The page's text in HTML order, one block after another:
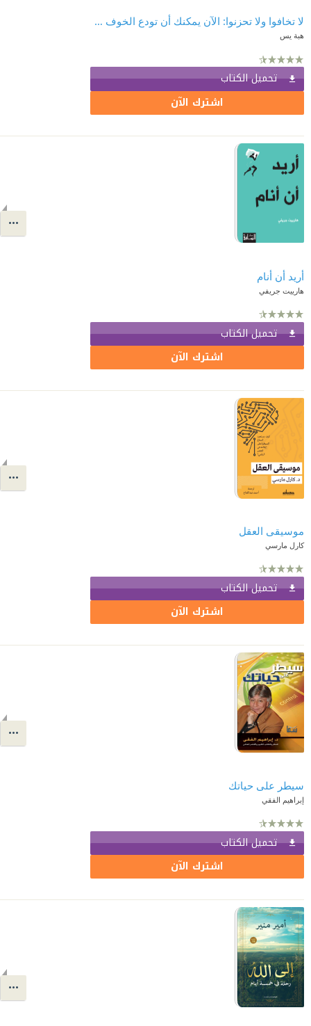
لا تخافوا ولا تحزنوا: الآن يمكنك أن تودع الخوف والقلق، وتنعم بالحياة
هبة يس
تحميل الكتاب
اشترك الآن
أريد أن أنام
هارييت جريفي
تحميل الكتاب
اشترك الآن
موسيقى العقل
كارل مارسي
تحميل الكتاب
اشترك الآن
سيطر على حياتك
إبراهيم الفقي
تحميل الكتاب
اشترك الآن